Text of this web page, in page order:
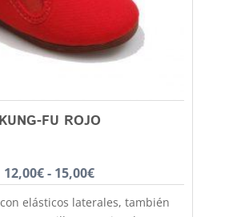
KUNG-FU ROJO
12,00€ - 15,00€Rango
de
elásticos laterales, también